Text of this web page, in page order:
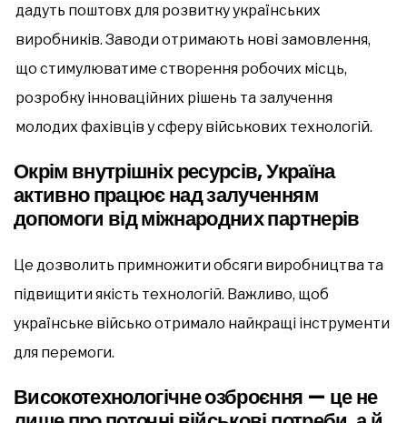
дадуть поштовх для розвитку українських
виробників. Заводи отримають нові замовлення,
що стимулюватиме створення робочих місць,
розробку інноваційних рішень та залучення
молодих фахівців у сферу військових технологій.
Окрім внутрішніх ресурсів, Україна
активно працює над залученням
допомоги від міжнародних партнерів
Це дозволить примножити обсяги виробництва та
підвищити якість технологій. Важливо, щоб
українське військо отримало найкращі інструменти
для перемоги.
Високотехнологічне озброєння — це не